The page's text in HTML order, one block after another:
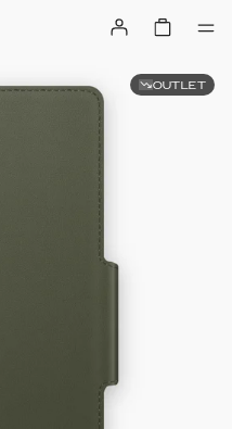
OUTLET